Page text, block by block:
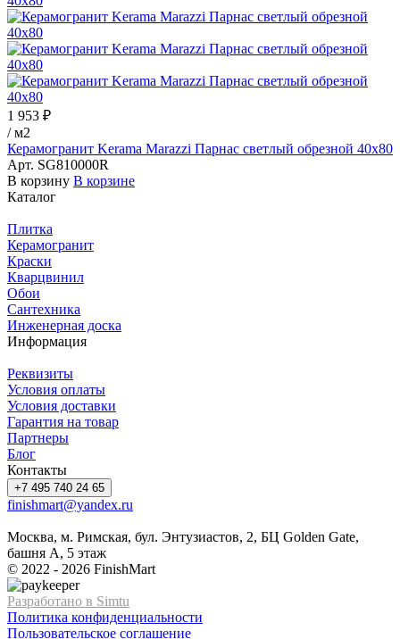
1 953 ₽
/ м2
Керамогранит Kerama Marazzi Парнас светлый обрезной 40х80
Арт. SG810000R
В корзину В корзине
Каталог
Плитка
Керамогранит
Краски
Кварцвинил
Обои
Сантехника
Инженерная доска
Информация
Реквизиты
Условия оплаты
Условия доставки
Гарантия на товар
Партнеры
Блог
Контакты
+7 495 740 24 65
finishmart@yandex.ru
Москва, м. Римская, бул. Энтузиастов, 2, БЦ Golden Gate,
башня А, 5 этаж
© 2022 - 2026 FinishMart
Разработано в Simtu
Политика конфиденциальности
Пользовательское соглашение